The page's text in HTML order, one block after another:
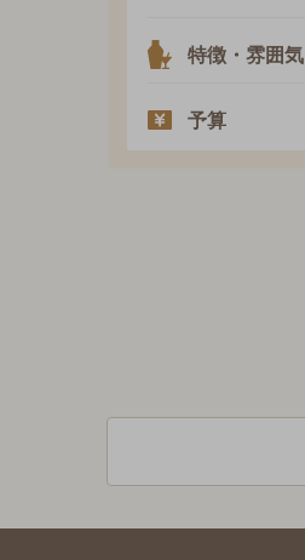
特徴・雰囲気
予算